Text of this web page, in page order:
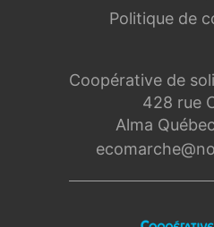
Coopérative de
428 rue
Alma
Politique de